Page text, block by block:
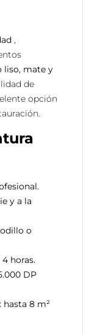
,
liso, mate y
de
opción
y a la
o
horas.
DP
8 m²